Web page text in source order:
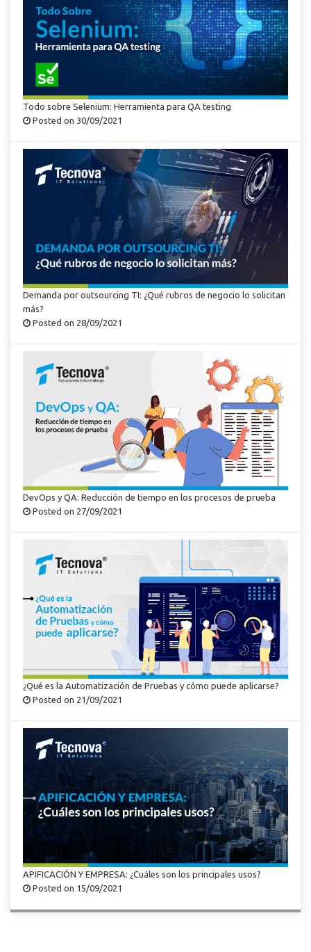
Todo sobre Selenium: Herramienta para QA testing
Posted on 30/09/2021
Demanda por outsourcing TI: ¿Qué rubros de negocio lo solicitan
más?
Posted on 28/09/2021
DevOps y QA: Reducción de tiempo en los procesos de prueba
Posted on 27/09/2021
¿Qué es la Automatización de Pruebas y cómo puede aplicarse?
Posted on 21/09/2021
APIFICACIÓN Y EMPRESA: ¿Cuáles son los principales usos?
Posted on 15/09/2021